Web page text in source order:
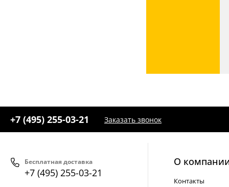
+7 (495) 255-03-21 Заказать звонок
Бесплатная доставка
+7 (495) 255-03-21
О
Контакты